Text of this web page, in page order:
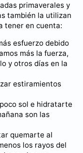
primaverales y
también la utilizan
tener en cuenta:
esfuerzo debido
más la fuerza,
y otros días en la
estiramientos
sol e hidratarte
son las
quemarte al
los rayos del